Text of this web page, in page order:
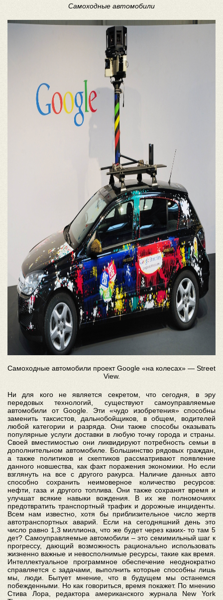
Самоходные автомобили
Самоходные автомобили проект Google «на колесах» — Street
View.
Ни для кого не является секретом, что сегодня, в эру
передовых технологий, существуют самоуправляемые
автомобили от Google. Эти «чудо изобретения» способны
заменить таксистов, дальнобойщиков, в общем, водителей
любой категории и разряда. Они также способы оказывать
популярные услуги доставки в любую точку города и страны.
Своей вместимостью они ликвидируют потребность семьи в
дополнительном автомобиле. Большинство рядовых граждан,
а также политиков и скептиков рассматривают появление
данного новшества, как факт поражения экономики. Но если
взглянуть на все с другого ракурса. Наличие данных авто
способно сохранить неимоверное количество ресурсов:
нефти, газа и другого топлива. Они также сохранят время и
улучшат всякие навыки вождения. В их же полномочиях
предотвратить транспортный трафик и дорожные инциденты.
Всем нам известно, хотя бы приблизительное число жертв
автотранспортных аварий. Если на сегодняшний день это
число равно 1,3 миллиона, что же будет через каких- то там 5
дет? Самоуправляемые автомобили – это семимильный шаг к
прогрессу, дающий возможность рационально использовать
жизненно важные и невосполнимые ресурсы, такие как время.
Интеллектуальное программное обеспечение неоднократно
справляется с задачами, выполнить которые способны лишь
мы, люди. Бытует мнение, что в будущем мы останемся
побежденными. Но как говориться, время покажет. По мнению
Стива Лора, редактора американского журнала New York